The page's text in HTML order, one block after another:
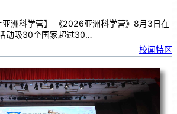
亚洲科学营】 《2026亚洲科学营》8月3日在
动吸30个国家超过30…
校闻特区